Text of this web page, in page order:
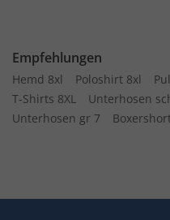
Empfehlungen
Hemd 8xl Poloshirt 8xl
T-Shirts 8XL
Unterhosen
Unterhosen gr 7